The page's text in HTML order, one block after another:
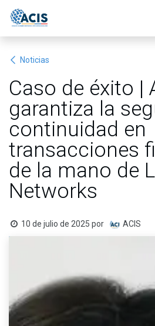
Noticias
Caso de éxito |
garantiza la
continuidad en
transacciones
de la mano de
Networks
10 de julio de 2025 por ACIS